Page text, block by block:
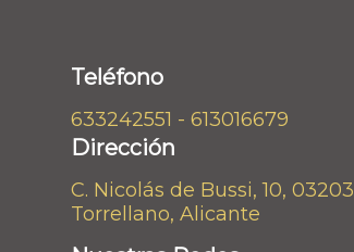
Teléfono
633242551 - 613016679
Dirección
C. Nicolás de Bussi, 10, 03203
Torrellano, Alicante